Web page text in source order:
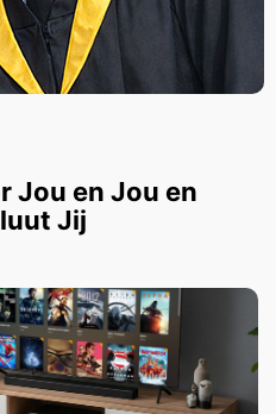
Jou en Jou en
Jij